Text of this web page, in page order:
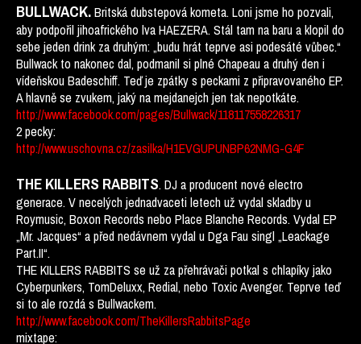
BULLWACK.Britská dubstepová kometa. Loni jsme ho pozvali,
aby podpořil jihoafrického lva HAEZERA. Stál tam na baru a klopil do
sebe jeden drink za druhým:„budu hrát teprve asi podesáté vůbec.“
Bullwack to nakonec dal, podmanil si plné Chapeau a druhý den i
vídeňskou Badeschiff. Teď je zpátky s peckami z připravovaného EP.
A hlavně se zvukem, jaký na mejdanejch jen tak nepotkáte.
http://www.facebook.com/pages/Bullwack/118117558226317
2 pecky:
http://www.uschovna.cz/zasilka/H1EVGUPUNBP62NMG-G4F
THE KILLERS RABBITS. DJ a producent nové electro
generace. V necelých jednadvaceti letech už vydal skladby u
Roymusic, Boxon Records nebo Place Blanche Records. Vydal EP
„Mr. Jacques“ a před nedávnem vydal u Dga Fau singl „Leackage
Part.II“.
THE KILLERS RABBITS se už za přehrávači potkal s chlapíky jako
Cyberpunkers, TomDeluxx, Redial, nebo Toxic Avenger. Teprve teď
si to ale rozdá s Bullwackem.
http://www.facebook.com/TheKillersRabbitsPage
mixtape: